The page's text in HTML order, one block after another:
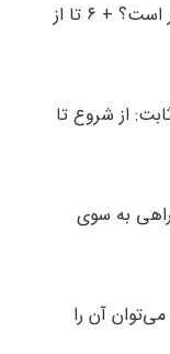
هزینه ایمپلنت دندان چقدر است؟ + ۶ تا از
از شروع تا
به سوی
آن را